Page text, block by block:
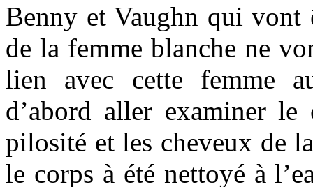
Benny et Vaughn qui vont
de la femme blanche ne
lien avec cette femme
d’abord aller examiner
pilosité et les cheveux de
le corps à été nettoyé à